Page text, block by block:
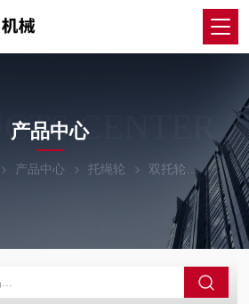
CENTER
产品中心
产品中心 托绳轮 双托轮 索道